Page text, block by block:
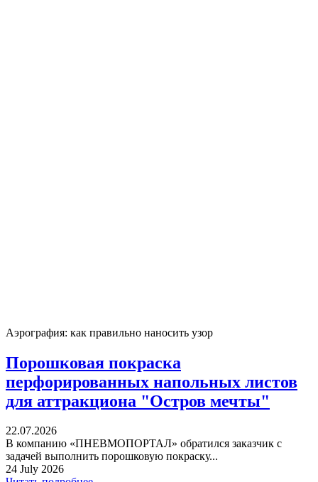
Аэрография: как правильно наносить узор
Порошковая покраска
перфорированных напольных листов
для аттракциона "Остров мечты"
22.07.2026
В компанию «ПНЕВМОПОРТАЛ» обратился заказчик с
задачей выполнить порошковую покраску...
24 July 2026